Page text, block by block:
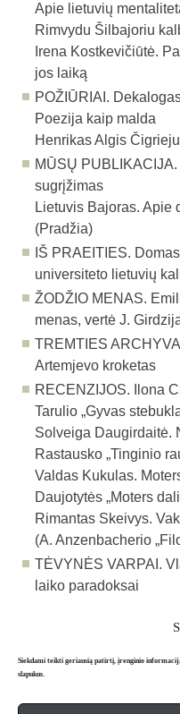
Siekdami teikti geriausią patirtį, įrenginio
slapukus.
Apie lietuvių
Rimvydu Šilbajoriu
Irena Kostkevičiūtė.
jos laiką
POŽIŪRIAI.
Poezija kaip malda
Henrikas Algis
MŪSŲ
sugrįžimas
Lietuvis Bajoras. Apie
(Pradžia)
IŠ PRAEITIES.
universiteto lietuvių
ŽODŽIO MENAS.
menas, vertė J.
TREMTIES
Artemjevo kroketas
RECENZIJOS. Ilona
Tarulio „Gyvas
Solveiga Daugirdaitė.
Rastausko „Tinginio
Valdas Kukulas.
Daujotytės „Moters
Rimantas Skeivys.
(A. Anzenbacherio
TĖVYNĖS VARPAI.
laiko paradoksai